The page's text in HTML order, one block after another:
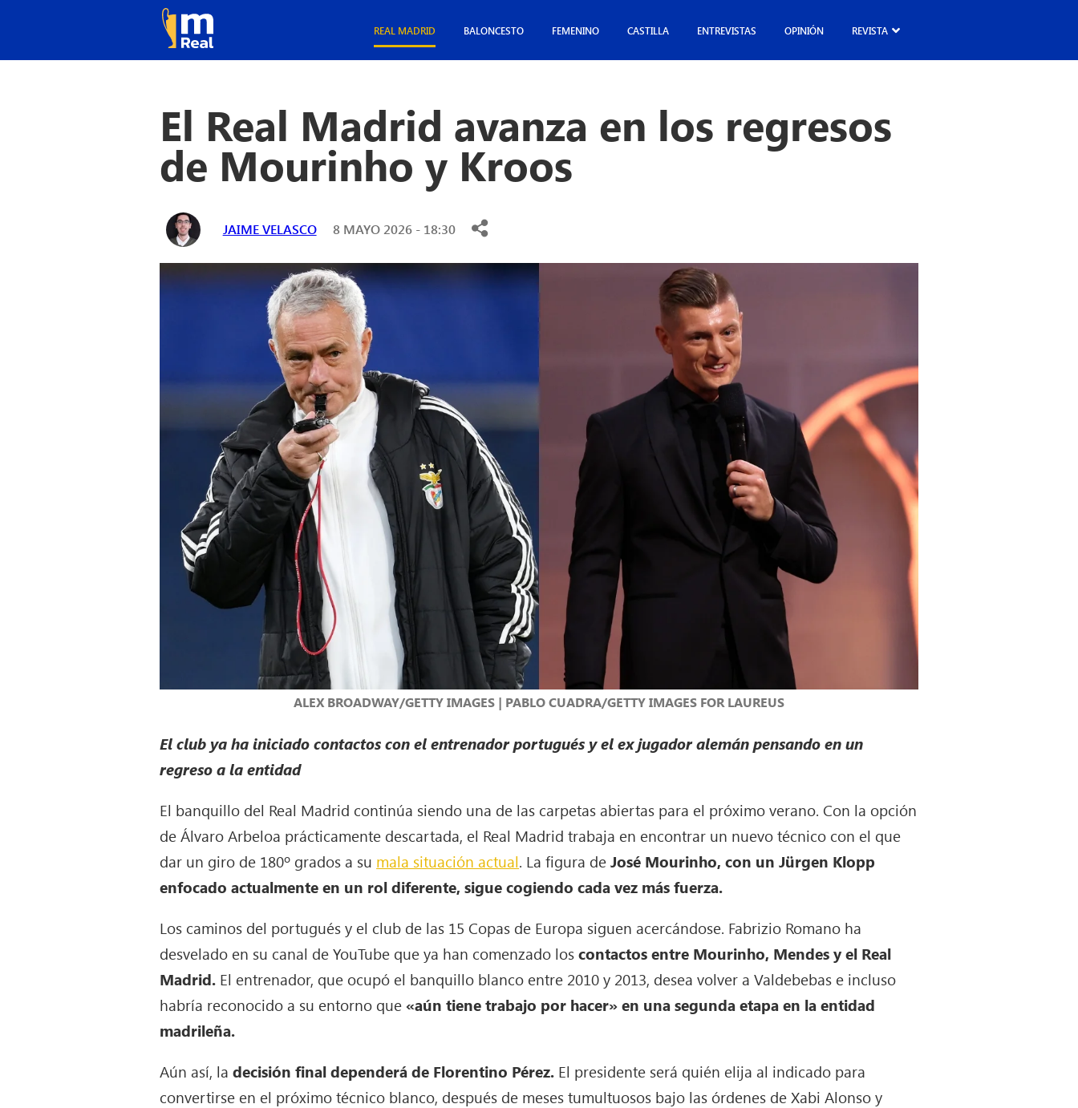
REAL MADRID BALONCESTO FEMENINO CASTILLA ENTREVISTAS OPINIÓN REVISTA
El Real Madrid avanza en los regresos
de Mourinho y Kroos
JAIME VELASCO 8 MAYO 2026 - 18:30
ALEX BROADWAY/GETTY IMAGES | PABLO CUADRA/GETTY IMAGES FOR LAUREUS
El club ya ha iniciado contactos con el entrenador portugués y el ex jugador alemán pensando en un
regreso a la entidad
El banquillo del Real Madrid continúa siendo una de las carpetas abiertas para el próximo verano. Con la opción
de Álvaro Arbeloa prácticamente descartada, el Real Madrid trabaja en encontrar un nuevo técnico con el que
dar un giro de 180º grados a su mala situación actual. La figura deJosé Mourinho, con un Jürgen Klopp
enfocado actualmente en un rol diferente, sigue cogiendo cada vez más fuerza.
Los caminos del portugués y el club de las 15 Copas de Europa siguen acercándose. Fabrizio Romano ha
desvelado en su canal de YouTube que ya han comenzado loscontactos entre Mourinho, Mendes y el Real
Madrid. El entrenador, que ocupó el banquillo blanco entre 2010 y 2013, desea volver a Valdebebas e incluso
habría reconocido a su entorno que«aún tiene trabajo por hacer» en una segunda etapa en la entidad
madrileña.
Aún así, ladecisión final dependerá de Florentino Pérez. El presidente será quién elija al indicado para
convertirse en el próximo técnico blanco, después de meses tumultuosos bajo las órdenes de Xabi Alonso y